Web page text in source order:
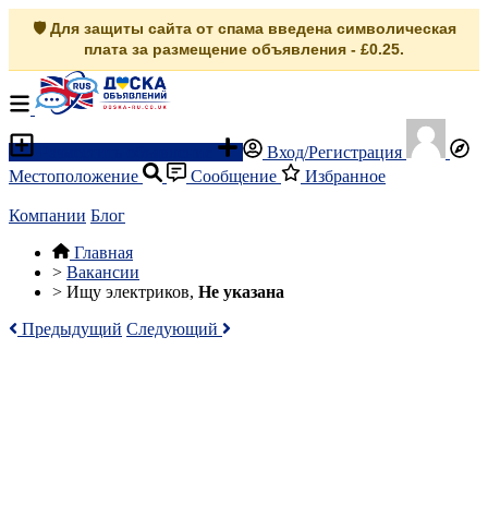
🛡️ Для защиты сайта от спама введена символическая
плата за размещение объявления - £0.25.
Вход/Регистрация
Местоположение
Сообщение Избранное
Компании Блог
Главная
> Вакансии
> Ищу электриков, Не указана
Предыдущий Следующий